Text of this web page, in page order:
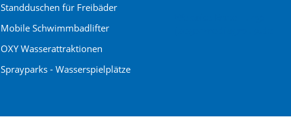
Standduschen für Freibäder
Mobile Schwimmbadlifter
OXY Wasserattraktionen
Sprayparks - Wasserspielplätze